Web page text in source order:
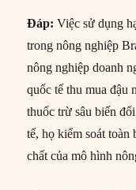
Đáp: Việc sử dụng
trong nông nghiệp
nông nghiệp doanh
quốc tế thu mua đậu
thuốc trừ sâu biến
tế, họ kiểm soát
chất của mô hình